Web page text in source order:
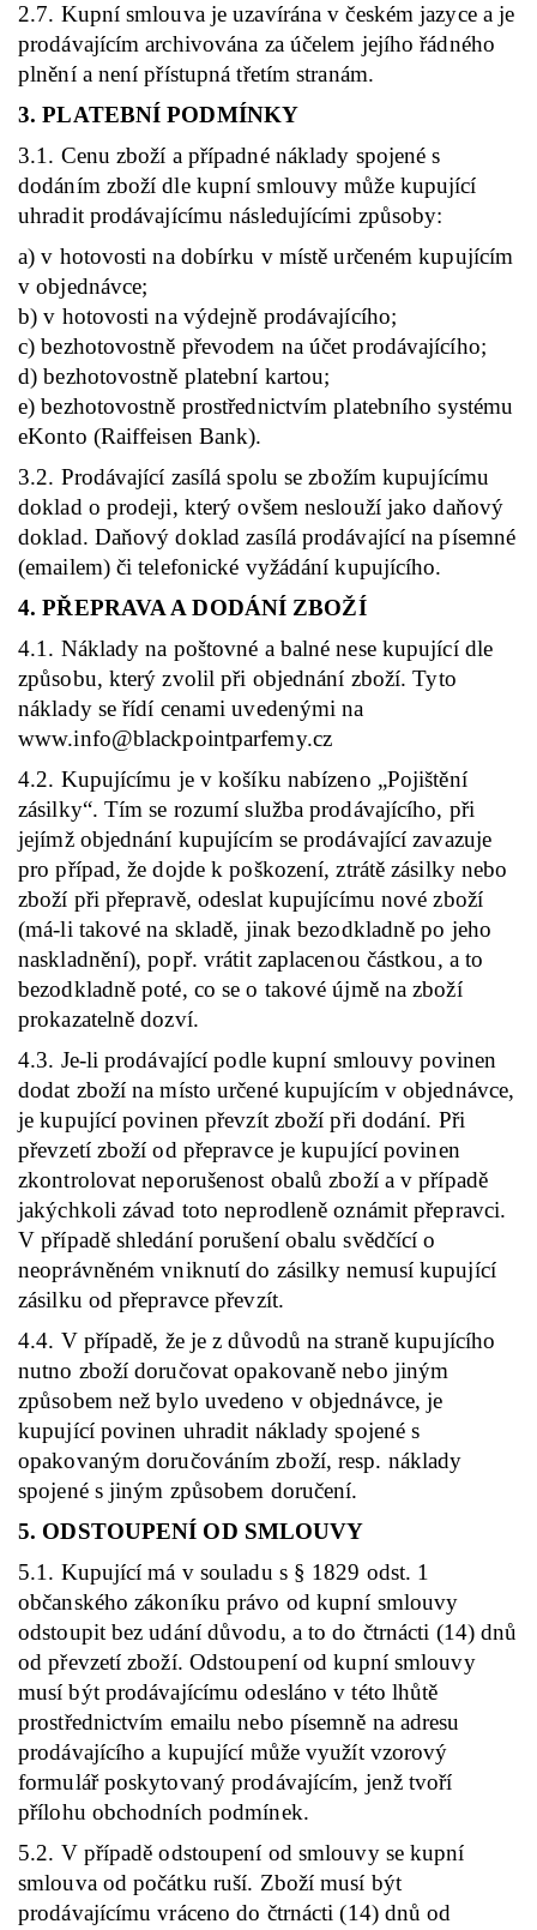
2.7. Kupní smlouva je uzavírána v českém jazyce a je
prodávajícím archivována za účelem jejího řádného
plnění a není přístupná třetím stranám.
3. PLATEBNÍ PODMÍNKY
3.1. Cenu zboží a případné náklady spojené s
dodáním zboží dle kupní smlouvy může kupující
uhradit prodávajícímu následujícími způsoby:
a) v hotovosti na dobírku v místě určeném kupujícím
v objednávce;
b) v hotovosti na výdejně prodávajícího;
c) bezhotovostně převodem na účet prodávajícího;
d) bezhotovostně platební kartou;
e) bezhotovostně prostřednictvím platebního systému
eKonto (Raiffeisen Bank).
3.2. Prodávající zasílá spolu se zbožím kupujícímu
doklad o prodeji, který ovšem neslouží jako daňový
doklad. Daňový doklad zasílá prodávající na písemné
(emailem) či telefonické vyžádání kupujícího.
4. PŘEPRAVA A DODÁNÍ ZBOŽÍ
4.1. Náklady na poštovné a balné nese kupující dle
způsobu, který zvolil při objednání zboží. Tyto
náklady se řídí cenami uvedenými na
www.info@blackpointparfemy.cz
4.2. Kupujícímu je v košíku nabízeno „Pojištění
zásilky“. Tím se rozumí služba prodávajícího, při
jejímž objednání kupujícím se prodávající zavazuje
pro případ, že dojde k poškození, ztrátě zásilky nebo
zboží při přepravě, odeslat kupujícímu nové zboží
(má-li takové na skladě, jinak bezodkladně po jeho
naskladnění), popř. vrátit zaplacenou částkou, a to
bezodkladně poté, co se o takové újmě na zboží
prokazatelně dozví.
4.3. Je-li prodávající podle kupní smlouvy povinen
dodat zboží na místo určené kupujícím v objednávce,
je kupující povinen převzít zboží při dodání. Při
převzetí zboží od přepravce je kupující povinen
zkontrolovat neporušenost obalů zboží a v případě
jakýchkoli závad toto neprodleně oznámit přepravci.
V případě shledání porušení obalu svědčící o
neoprávněném vniknutí do zásilky nemusí kupující
zásilku od přepravce převzít.
4.4. V případě, že je z důvodů na straně kupujícího
nutno zboží doručovat opakovaně nebo jiným
způsobem než bylo uvedeno v objednávce, je
kupující povinen uhradit náklady spojené s
opakovaným doručováním zboží, resp. náklady
spojené s jiným způsobem doručení.
5. ODSTOUPENÍ OD SMLOUVY
5.1. Kupující má v souladu s § 1829 odst. 1
občanského zákoníku právo od kupní smlouvy
odstoupit bez udání důvodu, a to do čtrnácti (14) dnů
od převzetí zboží. Odstoupení od kupní smlouvy
musí být prodávajícímu odesláno v této lhůtě
prostřednictvím emailu nebo písemně na adresu
prodávajícího a kupující může využít vzorový
formulář poskytovaný prodávajícím, jenž tvoří
přílohu obchodních podmínek.
5.2. V případě odstoupení od smlouvy se kupní
smlouva od počátku ruší. Zboží musí být
prodávajícímu vráceno do čtrnácti (14) dnů od